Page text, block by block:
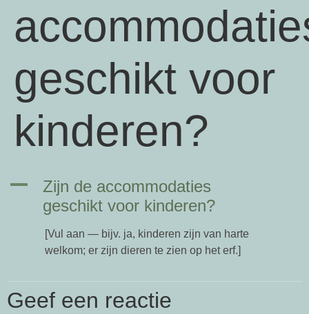
geschikt voor
kinderen?
A
Zijn de accommodaties
geschikt voor kinderen?
[Vul aan — bijv. ja, kinderen zijn van harte
welkom; er zijn dieren te zien op het erf.]
Geef een reactie